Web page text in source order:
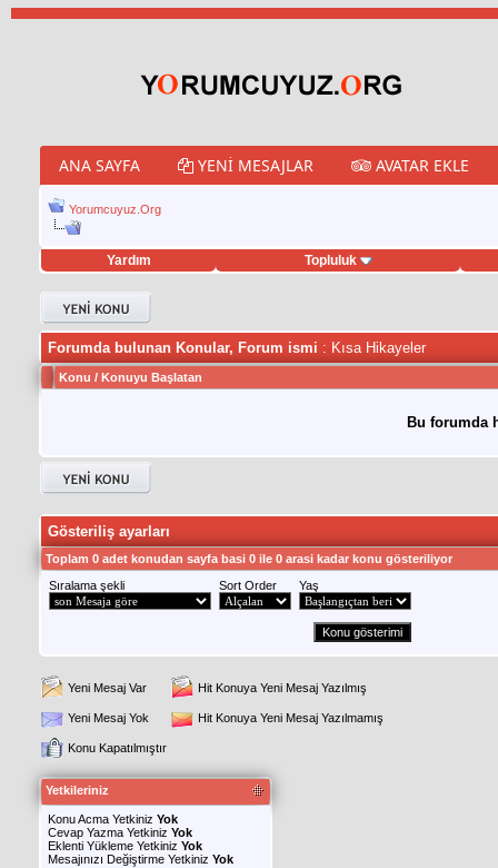
ANA SAYFA YENI MESAJLAR AVATAR EKLE
Yorumcuyuz.Org
Yardım Topluluk
hilesi
Forumda bulunan Konular, Forum ismi : Kısa Hikayeler
Konu / Konuyu Başlatan
Bu forumda
Gösteriliş ayarları
Toplam 0 adet konudan sayfa basi 0 ile 0 arasi kadar konu gösteriliyor
Sıralama şekli
Sort Order Yaş
Yeni Mesaj Var Hit Konuya Yeni Mesaj Yazılmış
Yeni Mesaj Yok Hit Konuya Yeni Mesaj Yazılmamış
Konu Kapatılmıştır
Yetkileriniz
Konu Acma Yetkiniz Yok
Cevap Yazma Yetkiniz Yok
Eklenti Yükleme Yetkiniz Yok
Mesajınızı Değiştirme Yetkiniz Yok